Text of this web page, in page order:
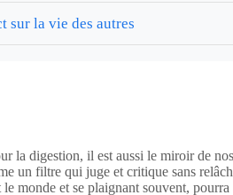
sur la vie des autres
la digestion, il est aussi le miroir de
un filtre qui juge et critique sans
monde et se plaignant souvent,